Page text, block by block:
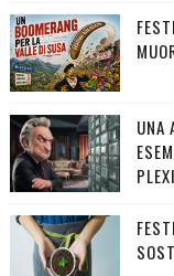
UNA